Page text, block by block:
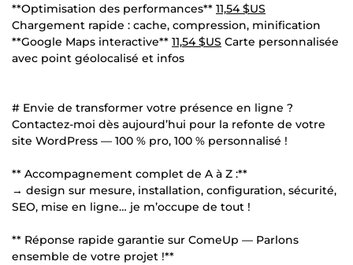
**Optimisation des performances** 11,54 $US
Chargement rapide : cache, compression, minification
**Google Maps interactive** 11,54 $US Carte personnalisée
avec point géolocalisé et infos
# Envie de transformer votre présence en ligne ?
Contactez-moi dès aujourd’hui pour la refonte de votre
site WordPress — 100 % pro, 100 % personnalisé !
** Accompagnement complet de A à Z :**
→ design sur mesure, installation, configuration, sécurité,
SEO, mise en ligne… je m’occupe de tout !
** Réponse rapide garantie sur ComeUp — Parlons
ensemble de votre projet !**